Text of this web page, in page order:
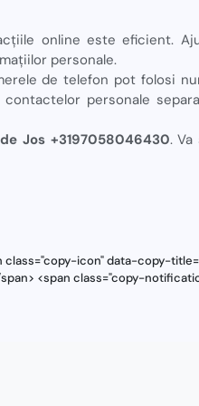
online este eficient.
personale.
de telefon pot folosi
personale
Jos +3197058046430. Va
class="copy-icon" data-copy-
<span class="copy-